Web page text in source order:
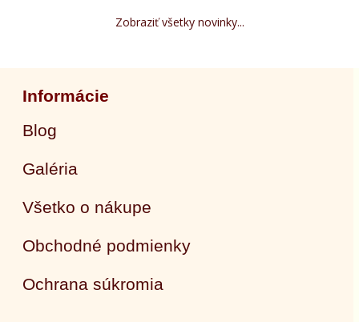
Zobraziť všetky novinky...
Informácie
Blog
Galéria
Všetko o nákupe
Obchodné podmienky
Ochrana súkromia